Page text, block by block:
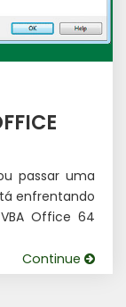
passar uma
enfrentando
Office 64
Continue